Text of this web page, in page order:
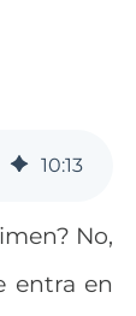
10:13
No,
entra en